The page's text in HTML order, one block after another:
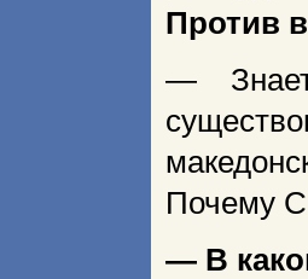
Против
—
Почему
— В